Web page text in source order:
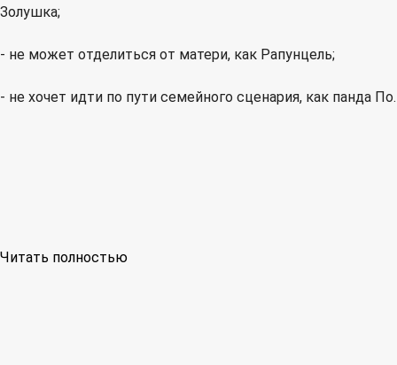
Золушка;
- не может отделиться от матери, как Рапунцель;
- не хочет идти по пути семейного сценария, как панда По.
Читать полностью